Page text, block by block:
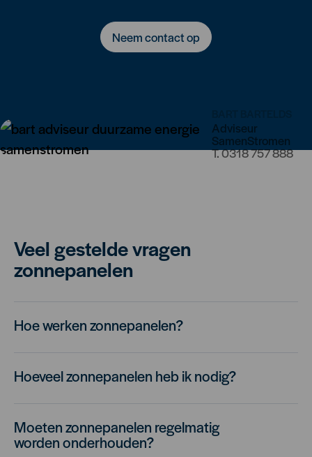
Neem contact op
Adviseur
SamenStromen
T.0318 757 888
Veel gestelde vragen
zonnepanelen
Hoe werken zonnepanelen?
Hoeveel zonnepanelen heb ik nodig?
Moeten zonnepanelen regelmatig
worden onderhouden?